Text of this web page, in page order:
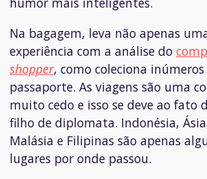
Na bagagem, leva não apenas
experiência com a análise do
shopper, como coleciona
passaporte. As viagens são uma
muito cedo e isso se deve ao fato
filho de diplomata. Indonésia,
Malásia e Filipinas são apenas
lugares por onde passou.